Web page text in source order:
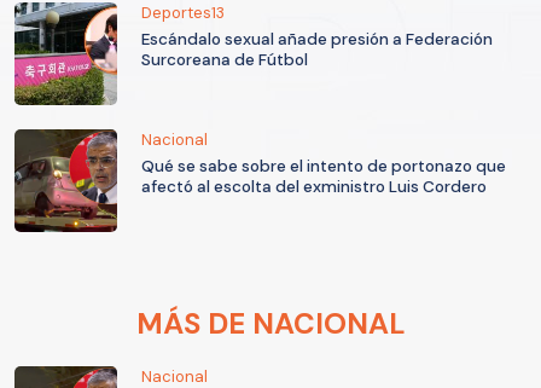
Deportes13
Escándalo sexual añade presión a Federación
Surcoreana de Fútbol
Nacional
Qué se sabe sobre el intento de portonazo que
afectó al escolta del exministro Luis Cordero
MÁS DE NACIONAL
Nacional